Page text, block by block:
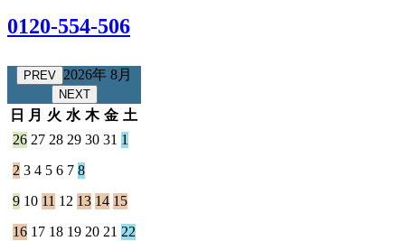
0120-554-506
PREV 2026年 8月
NEXT
日 月 火 水 木 金 土
26 27 28 29 30 31 1
2 3 4 5 6 7 8
9 10 11 12 13 14 15
16 17 18 19 20 21 22